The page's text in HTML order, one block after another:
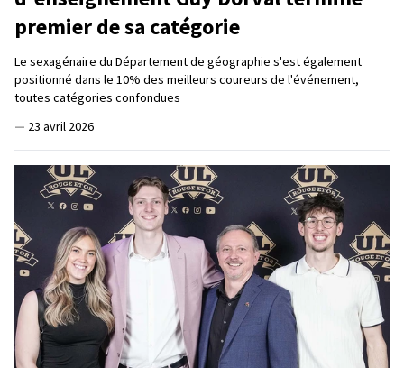
premier de sa catégorie
Le sexagénaire du Département de géographie s'est également
positionné dans le 10% des meilleurs coureurs de l'événement,
toutes catégories confondues
— 23 avril 2026